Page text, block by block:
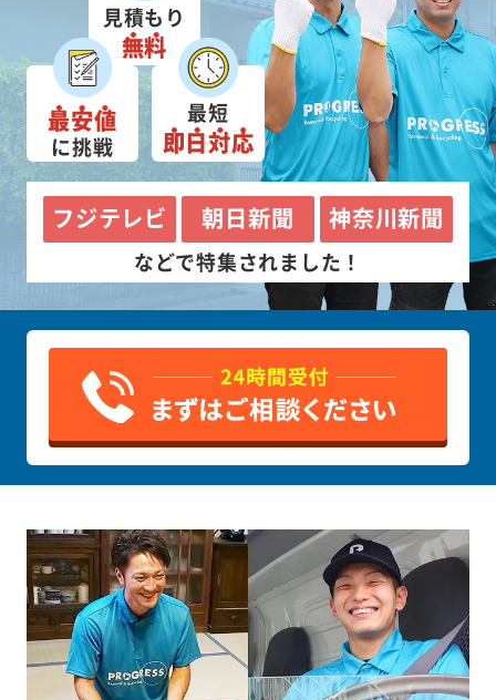
見積もり
無料
最安値
に挑戦
最短
即日対応
フジテレビ 朝日新聞 神奈川新聞
などで特集されました！